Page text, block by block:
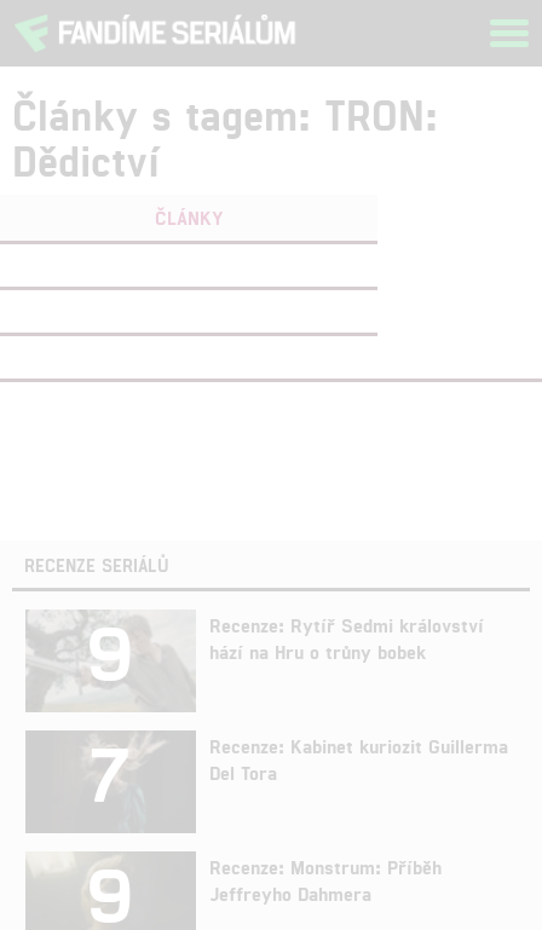
Články s tagem: TRON:
Dědictví
ČLÁNKY
RECENZE SERIÁLŮ
9
Recenze: Rytíř Sedmi království
hází na Hru o trůny bobek
7
Recenze: Kabinet kuriozit Guillerma
Del Tora
9
Recenze: Monstrum: Příběh
Jeffreyho Dahmera